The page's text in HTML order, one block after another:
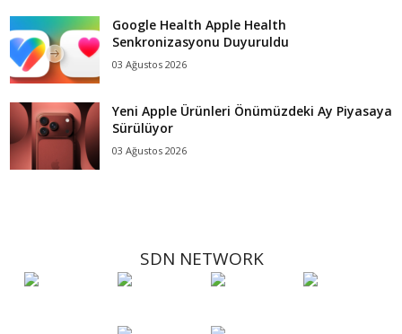
Google Health Apple Health
Senkronizasyonu Duyuruldu
03 Ağustos 2026
Yeni Apple Ürünleri Önümüzdeki Ay Piyasaya
Sürülüyor
03 Ağustos 2026
SDN NETWORK